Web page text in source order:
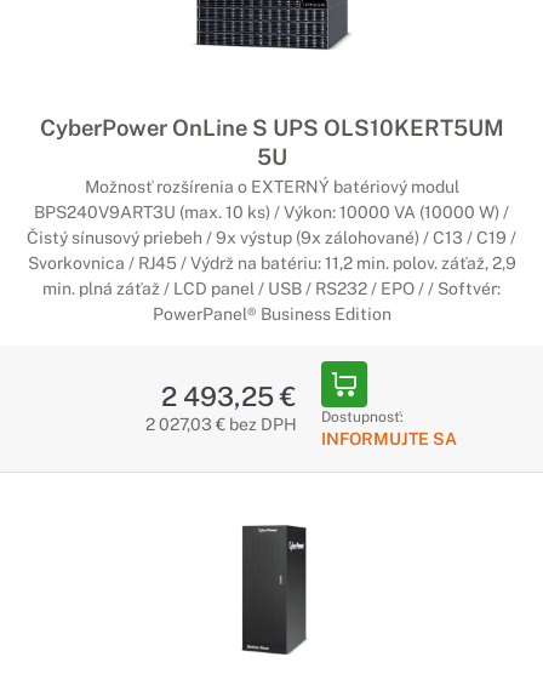
CyberPower OnLine S UPS OLS10KERT5UM
5U
Možnosť rozšírenia o EXTERNÝ batériový modul
BPS240V9ART3U (max. 10 ks) / Výkon: 10000 VA (10000 W) /
Čistý sínusový priebeh / 9x výstup (9x zálohované) / C13 / C19 /
Svorkovnica / RJ45 / Výdrž na batériu: 11,2 min. polov. záťaž, 2,9
min. plná záťaž / LCD panel / USB / RS232 / EPO / / Softvér:
PowerPanel® Business Edition
2 493,25 €
2 027,03 € bez DPH Dostupnosť:
INFORMUJTE SA